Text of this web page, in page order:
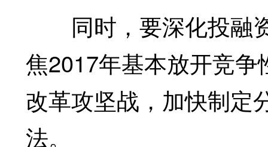
同时，要深化投融
焦2017年基本放开竞
改革攻坚战，加快制定
法。